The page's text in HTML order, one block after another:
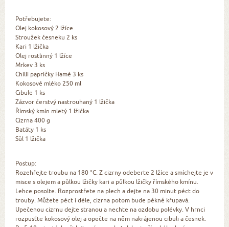
Potřebujete:
Olej kokosový 2 lžíce
Stroužek česneku 2 ks
Kari 1 lžička
Olej rostlinný 1 lžíce
Mrkev 3 ks
Chilli papričky Hamé 3 ks
Kokosové mléko 250 ml
Cibule 1 ks
Zázvor čerstvý nastrouhaný 1 lžička
Římský kmín mletý 1 lžička
Cizrna 400 g
Batáty 1 ks
Sůl 1 lžička
Postup:
Rozehřejte troubu na 180 °C. Z cizrny odeberte 2 lžíce a smíchejte je v
misce s olejem a půlkou lžičky kari a půlkou lžičky římského kmínu.
Lehce posolte. Rozprostřete na plech a dejte na 30 minut péct do
trouby. Můžete péct i déle, cizrna potom bude pěkně křupavá.
Upečenou cizrnu dejte stranou a nechte na ozdobu polévky. V hrnci
rozpusťte kokosový olej a opečte na něm nakrájenou cibuli a česnek.